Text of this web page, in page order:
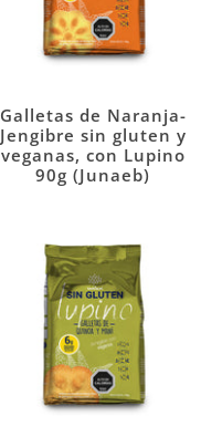
Galletas de Naranja-
Jengibre sin gluten y
veganas, con Lupino
90g (Junaeb)